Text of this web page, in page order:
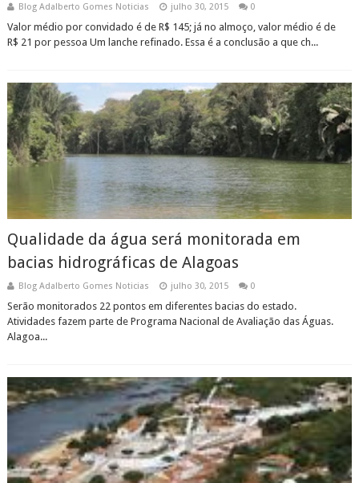
Blog Adalberto Gomes Noticias julho 30, 2015 0
Valor médio por convidado é de R$ 145; já no almoço, valor médio é de
R$ 21 por pessoa Um lanche refinado. Essa é a conclusão a que ch...
Qualidade da água será monitorada em
bacias hidrográficas de Alagoas
Blog Adalberto Gomes Noticias julho 30, 2015 0
Serão monitorados 22 pontos em diferentes bacias do estado.
Atividades fazem parte de Programa Nacional de Avaliação das Águas.
Alagoa...